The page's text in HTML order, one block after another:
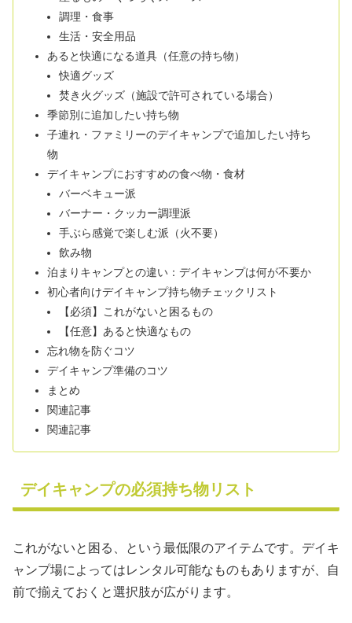
調理・食事
生活・安全用品
あると快適になる道具（任意の持ち物）
快適グッズ
焚き火グッズ（施設で許可されている場合）
季節別に追加したい持ち物
子連れ・ファミリーのデイキャンプで追加したい持ち
物
デイキャンプにおすすめの食べ物・食材
バーベキュー派
バーナー・クッカー調理派
手ぶら感覚で楽しむ派（火不要）
飲み物
泊まりキャンプとの違い：デイキャンプは何が不要か
初心者向けデイキャンプ持ち物チェックリスト
【必須】これがないと困るもの
【任意】あると快適なもの
忘れ物を防ぐコツ
デイキャンプ準備のコツ
まとめ
関連記事
関連記事
デイキャンプの必須持ち物リスト
これがないと困る、という最低限のアイテムです。デイキ
ャンプ場によってはレンタル可能なものもありますが、自
前で揃えておくと選択肢が広がります。